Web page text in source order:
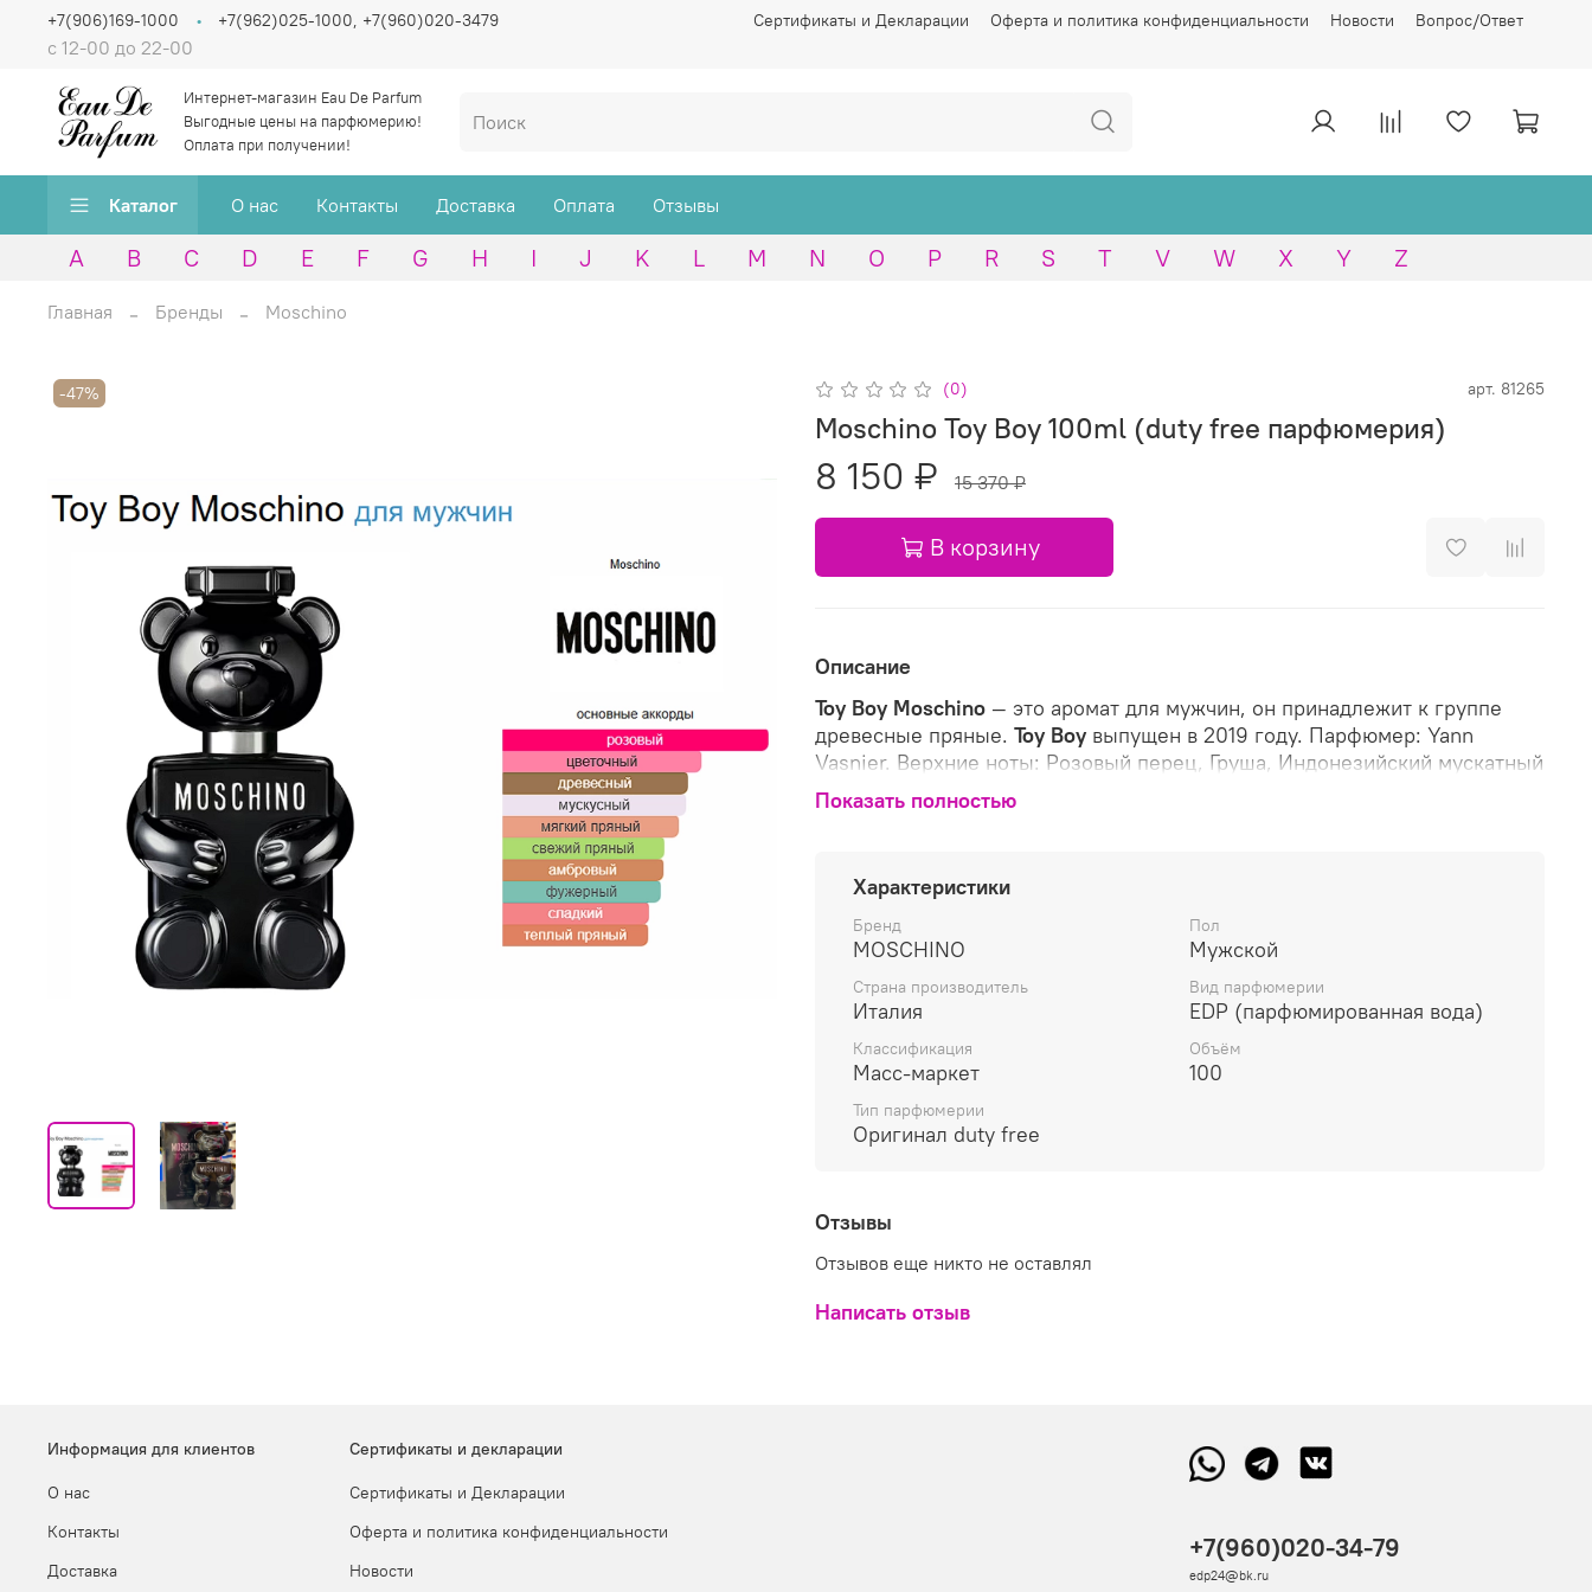
Сертификаты и Декларации Оферта и политика конфиденциальности Новости Вопрос/Ответ
с 12-00 до 22-00
+7(906)169-1000 +7(962)025-1000, +7(960)020-3479
Интернет-магазин Eau De Parfum
Выгодные цены на парфюмерию!
Оплата при получении!
Каталог О нас Контакты Доставка Оплата Отзывы
A B C D E F G H I J K L M N O P R S T V W X Y Z
Главная Бренды Moschino
-47% (0) арт. 81265
Moschino Toy Boy 100ml (duty free парфюмерия)
8 150 ₽ 15 370 ₽
В корзину
Описание
Toy Boy Moschino — это аромат для мужчин, он принадлежит к группе
древесные пряные. Toy Boy выпущен в 2019 году. Парфюмер: Yann
Vasnier. Верхние ноты: Розовый перец, Груша, Индонезийский мускатный
орех, Элеми и Бергамот; средние ноты: Роза, Гвоздика (пряность),
Магнолия и Лен; базовые ноты: Ветивер, Кашмеран, Сандал, Sylkolide и
Показать полностью
Характеристики
Бренд
MOSCHINO
Пол
Мужской
Страна производитель
Италия
Вид парфюмерии
EDP (парфюмированная вода)
Классификация
Масс-маркет
Объём
100
Тип парфюмерии
Оригинал duty free
Отзывы
Отзывов еще никто не оставлял
Написать отзыв
Информация для клиентов
О нас
Контакты
Доставка
Сертификаты и декларации
Сертификаты и Декларации
Оферта и политика конфиденциальности
Новости
+7(960)020-34-79
edp24@bk.ru